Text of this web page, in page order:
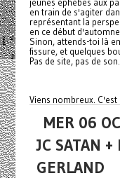
en train de s'agiter
représentant la
en ce début d'automne.
Sinon, attends-toi là
fissure, et quelques
Pas de site, pas de son.
Viens nombreux. C'est
MER 06
JC SATAN
GERLAND